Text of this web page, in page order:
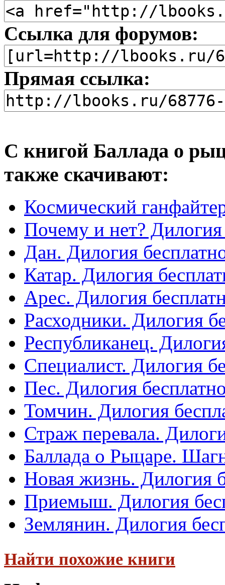
Ссылка для форумов:
Прямая ссылка:
С книгой Баллада о
также скачивают:
Космический
Почему и нет? Дилогия
Дан. Дилогия
Катар. Дилогия
Арес. Дилогия
Расходники. Дилогия
Республиканец.
Специалист. Дилогия
Пес. Дилогия
Томчин. Дилогия
Страж перевала.
Баллада о Рыцаре.
Новая жизнь. Дилогия
Приемыш. Дилогия
Землянин. Дилогия
Найти похожие книги